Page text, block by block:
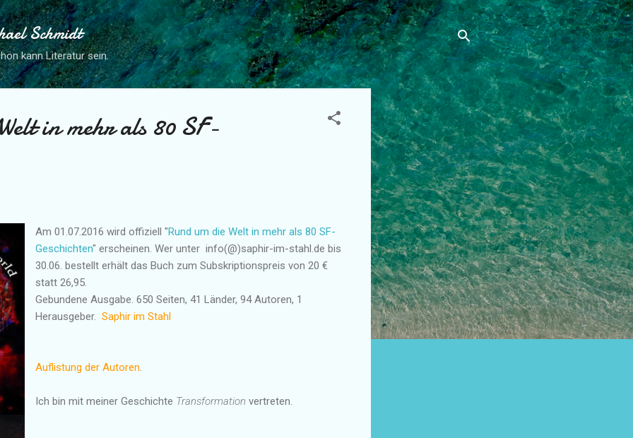
Direkt zum Hauptbereich
Schmidt
kann Literatur sein.
in mehr als 80 SF-
Am 01.07.2016 wird offiziell "Rund um die Welt in mehr als 80 SF-
Geschichten" erscheinen. Wer unter info(@)saphir-im-stahl.de bis
30.06. bestellt erhält das Buch zum Subskriptionspreis von 20 €
statt 26,95.
Gebundene Ausgabe. 650 Seiten, 41 Länder, 94 Autoren, 1
Herausgeber. Saphir im Stahl
Auflistung der Autoren
Ich bin mit meiner Geschichte Transformation vertreten.